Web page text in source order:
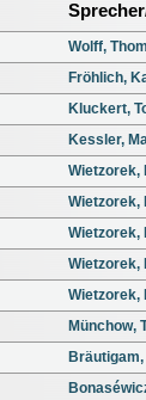
Wolff,
Fröhlich,
Kluckert,
Kessler,
Wietzorek,
Wietzorek,
Wietzorek,
Wietzorek,
Wietzorek,
Münchow,